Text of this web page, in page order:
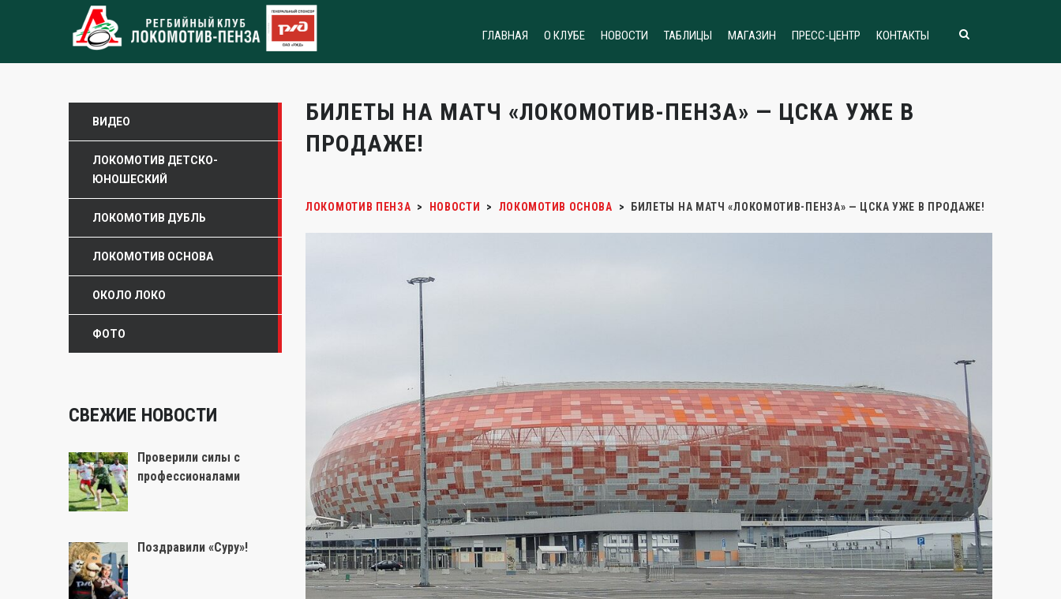
ГЛАВНАЯ О КЛУБЕ НОВОСТИ ТАБЛИЦЫ МАГАЗИН ПРЕСС-ЦЕНТР КОНТАКТЫ
БИЛЕТЫ НА МАТЧ «ЛОКОМОТИВ-ПЕНЗА» — ЦСКА УЖЕ В
ПРОДАЖЕ!
ЛОКОМОТИВ ПЕНЗА > НОВОСТИ > ЛОКОМОТИВ ОСНОВА > БИЛЕТЫ НА МАТЧ «ЛОКОМОТИВ-ПЕНЗА» — ЦСКА УЖЕ В ПРОДАЖЕ!
ВИДЕО
ЛОКОМОТИВ ДЕТСКО-
ЮНОШЕСКИЙ
ЛОКОМОТИВ ДУБЛЬ
ЛОКОМОТИВ ОСНОВА
ОКОЛО ЛОКО
ФОТО
СВЕЖИЕ НОВОСТИ
Проверили силы с
профессионалами
Поздравили «Суру»!